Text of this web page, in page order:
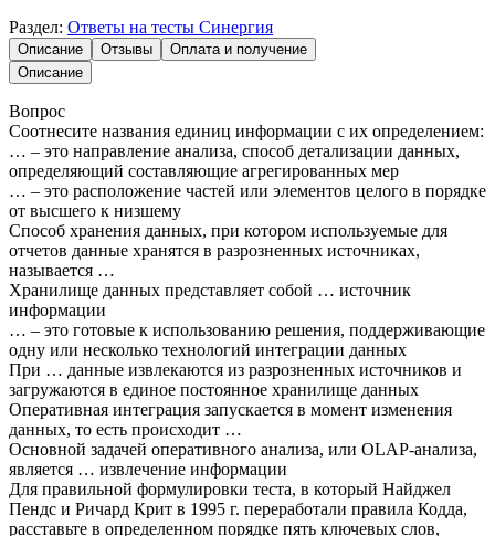
Раздел: Ответы на тесты Синергия
Описание Отзывы
Оплата и получение
Описание
Вопрос
Соотнесите названия единиц информации с их определением:
… – это направление анализа, способ детализации данных,
определяющий составляющие агрегированных мер
… – это расположение частей или элементов целого в порядке
от высшего к низшему
Способ хранения данных, при котором используемые для
отчетов данные хранятся в разрозненных источниках,
называется …
Хранилище данных представляет собой … источник
информации
… – это готовые к использованию решения, поддерживающие
одну или несколько технологий интеграции данных
При … данные извлекаются из разрозненных источников и
загружаются в единое постоянное хранилище данных
Оперативная интеграция запускается в момент изменения
данных, то есть происходит …
Основной задачей оперативного анализа, или OLAP-анализа,
является … извлечение информации
Для правильной формулировки теста, в который Найджел
Пендс и Ричард Крит в 1995 г. переработали правила Кодда,
расставьте в определенном порядке пять ключевых слов,